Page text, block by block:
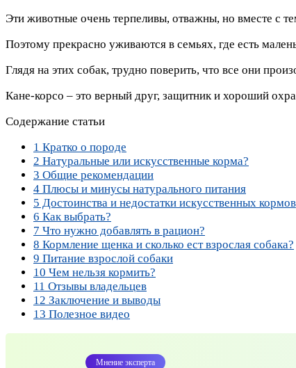
Эти животные очень терпеливы, отважны, но вместе с
Поэтому прекрасно уживаются в семьях, где есть
Глядя на этих собак, трудно поверить, что все они
Кане-корсо – это верный друг, защитник и хороший
Содержание статьи
1 Кратко о породе
2 Натуральные или искусственные корма?
3 Общие рекомендации
4 Плюсы и минусы натурального питания
5 Достоинства и недостатки искусственных кормов
6 Как выбрать?
7 Что нужно добавлять в рацион?
8 Кормление щенка и сколько ест взрослая собака?
9 Питание взрослой собаки
10 Чем нельзя кормить?
11 Отзывы владельцев
12 Заключение и выводы
13 Полезное видео
Мнение эксперта